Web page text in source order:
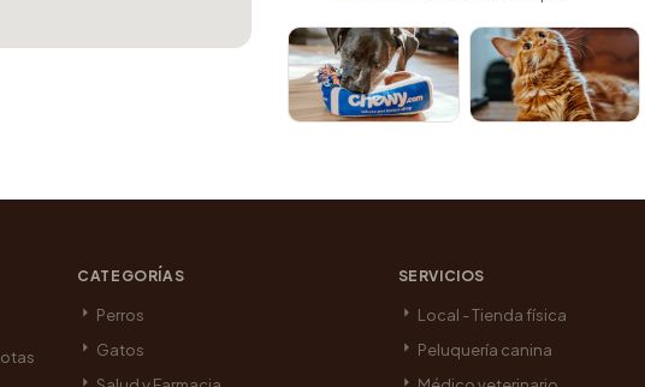
CATEGORÍAS
Perros
Gatos
SERVICIOS
Local - Tienda física
Peluquería canina